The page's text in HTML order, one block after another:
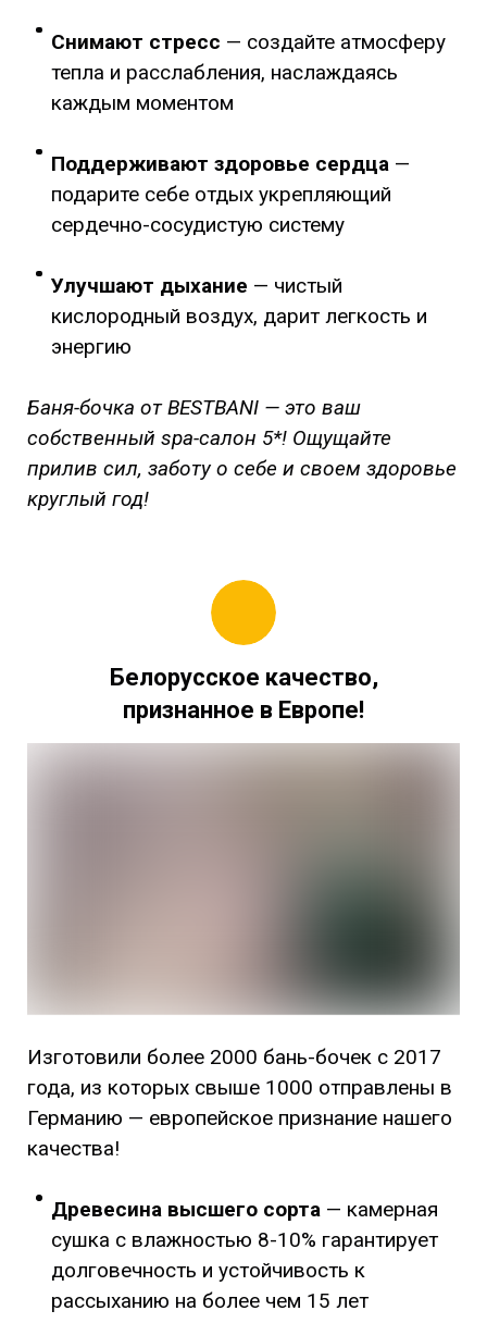
Снимают стресс — создайте атмосферу
тепла и расслабления, наслаждаясь
каждым моментом
Поддерживают здоровье сердца —
подарите себе отдых укрепляющий
сердечно-сосудистую систему
Улучшают дыхание — чистый
кислородный воздух, дарит легкость и
энергию
Баня-бочка от BESTBANI — это ваш
собственный spa-салон 5*! Ощущайте
прилив сил, заботу о себе и своем здоровье
круглый год!
Белорусское качество,
признанное в Европе!
Изготовили более 2000 бань-бочек с 2017
года, из которых свыше 1000 отправлены в
Германию — европейское признание нашего
качества!
Древесина высшего сорта — камерная
сушка с влажностью 8-10% гарантирует
долговечность и устойчивость к
рассыханию на более чем 15 лет